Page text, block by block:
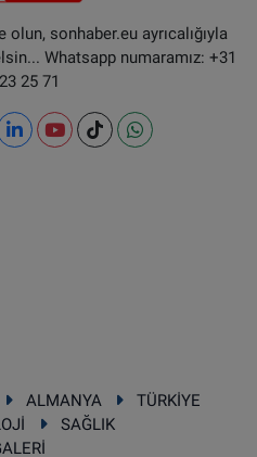
sonhaber.eu ayrıcalığıyla
Whatsapp numaramız: +31
25 71
ALMANYA
TÜRKİYE
SAĞLIK